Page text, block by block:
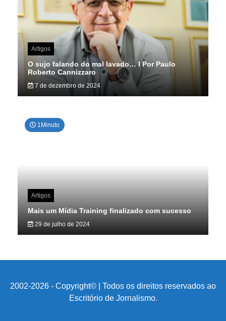
Artigos
O sujo falando do mal lavado… I Por Paulo
Roberto Cannizzaro
7 de dezembro de 2024
1Minuto
Artigos
Mais um Mídia Training finalizado com sucesso
29 de julho de 2024
2002-2026 - Copyright© | Todos os direitos reservados ao
Escritório de Jornalismo.